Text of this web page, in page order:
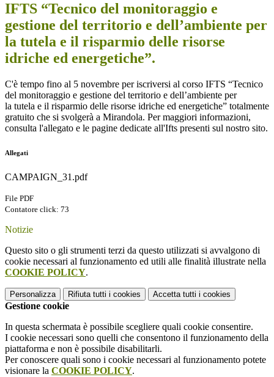
IFTS “Tecnico del monitoraggio e
gestione del territorio e dell’ambiente per
la tutela e il risparmio delle risorse
idriche ed energetiche”.
C'è tempo fino al 5 novembre per iscriversi al corso IFTS “Tecnico
del monitoraggio e gestione del territorio e dell’ambiente per
la tutela e il risparmio delle risorse idriche ed energetiche” totalmente
gratuito che si svolgerà a Mirandola. Per maggiori informazioni,
consulta l'allegato e le pagine dedicate all'Ifts presenti sul nostro sito.
Allegati
CAMPAIGN_31.pdf
File PDF
Contatore click: 73
Notizie
Questo sito o gli strumenti terzi da questo utilizzati si avvalgono di
cookie necessari al funzionamento ed utili alle finalità illustrate nella
COOKIE POLICY.
Personalizza Rifiuta tutti i cookies Accetta tutti i cookies
Gestione cookie
In questa schermata è possibile scegliere quali cookie consentire.
I cookie necessari sono quelli che consentono il funzionamento della
piattaforma e non è possibile disabilitarli.
Per conoscere quali sono i cookie necessari al funzionamento potete
visionare la COOKIE POLICY.